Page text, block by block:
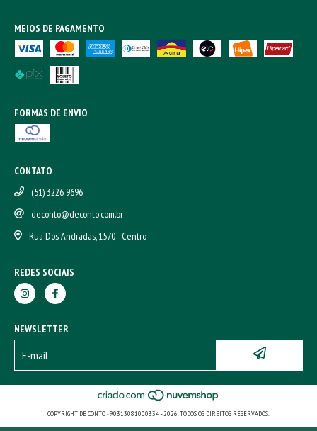
MEIOS DE PAGAMENTO
FORMAS DE ENVIO
CONTATO
(51) 3226 9696
deconto@deconto.com.br
Rua Dos Andradas, 1570 - Centro
REDES SOCIAIS
NEWSLETTER
COPYRIGHT DE CONTO - 90313081000334 - 2026. TODOS OS DIREITOS RESERVADOS.